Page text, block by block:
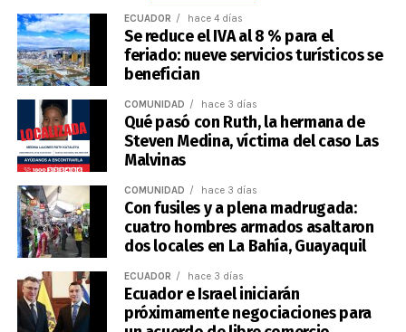
ECUADOR hace 4 días
Se reduce el IVA al 8 % para el
feriado: nueve servicios turísticos se
benefician
COMUNIDAD hace 3 días
Qué pasó con Ruth, la hermana de
Steven Medina, víctima del caso Las
Malvinas
COMUNIDAD hace 3 días
Con fusiles y a plena madrugada:
cuatro hombres armados asaltaron
dos locales en La Bahía, Guayaquil
ECUADOR hace 3 días
Ecuador e Israel iniciarán
próximamente negociaciones para